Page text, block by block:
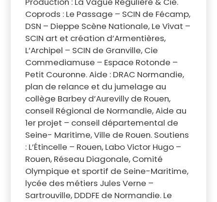
Coprods : Le Passage – SCIN de Fécamp,
DSN – Dieppe Scène Nationale, Le Vivat –
SCIN art et création d’Armentières,
L’Archipel – SCIN de Granville, Cie
Commediamuse – Espace Rotonde –
Petit Couronne. Aide : DRAC Normandie,
plan de relance et du jumelage au
collège Barbey d’Aurevilly de Rouen,
conseil Régional de Normandie, Aide au
1er projet – conseil départemental de
Seine- Maritime, Ville de Rouen. Soutiens
: L’Étincelle – Rouen, Labo Victor Hugo –
Rouen, Réseau Diagonale, Comité
Olympique et sportif de Seine-Maritime,
lycée des métiers Jules Verne –
Sartrouville, DDDFE de Normandie. Le